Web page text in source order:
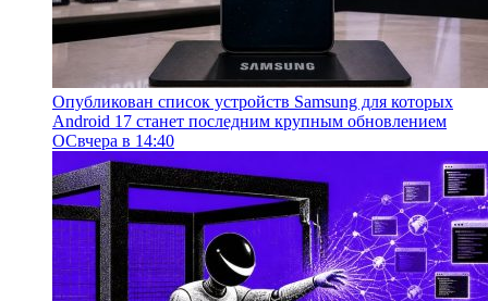
Опубликован список устройств Samsung для которых
Android 17 станет последним крупным обновлением
ОСвчера в 14:40